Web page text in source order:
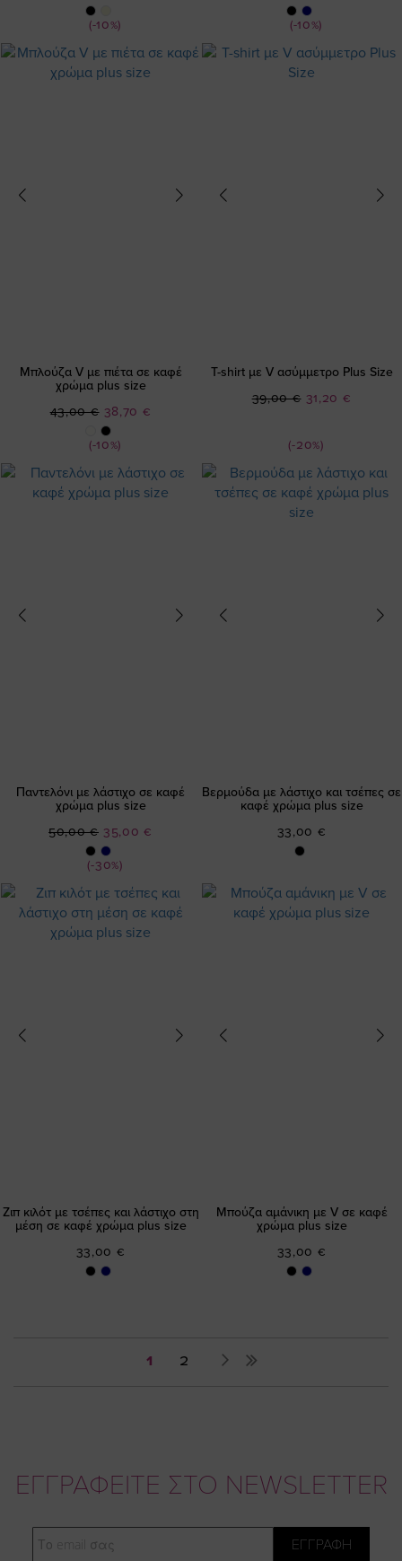
(-10%) (-10%)
Τιμή
Μπλούζα V με πιέτα σε καφέ
χρώμα plus size
(-10%)
Ειδική
Τιμή
38,70 €
43,00 €
T-shirt με V ασύμμετρο Plus Size
(-20%)
Ειδική
31,20 €
39,00 €
Παντελόνι με λάστιχο σε καφέ
χρώμα plus size
(-30%)
Ειδική
Τιμή
35,00 €
50,00 €
Βερμούδα με λάστιχο και τσέπες σε
καφέ χρώμα plus size
33,00 €
Ζιπ κιλότ με τσέπες και λάστιχο στη
μέση σε καφέ χρώμα plus size
33,00 €
Μπούζα αμάνικη με V σε καφέ
χρώμα plus size
33,00 €
You're
1 Σελίδα
2 Σελίδα
Επόμενο
ΕΓΓΡΑΦΕΙΤΕ ΣΤΟ NEWSLETTER
Email
ΕΓΓΡΑΦΗ